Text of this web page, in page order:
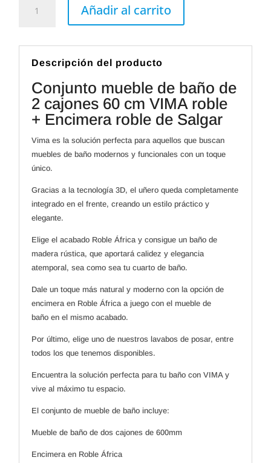
mueble
2
VIMA
roble
Encimera
roble
cantidad
Añadir al carrito
Descripción del producto
Conjunto mueble de baño de
2 cajones 60 cm VIMA roble
+ Encimera roble de Salgar
Vima es la solución perfecta para aquellos que buscan
muebles de baño modernos y funcionales con un toque
único.
Gracias a la tecnología 3D, el uñero queda completamente
integrado en el frente, creando un estilo práctico y
elegante.
Elige el acabado Roble África y consigue un baño de
madera rústica, que aportará calidez y elegancia
atemporal, sea como sea tu cuarto de baño.
Dale un toque más natural y moderno con la opción de
encimera en Roble África a juego con el mueble de
baño en el mismo acabado.
Por último, elige uno de nuestros lavabos de posar, entre
todos los que tenemos disponibles.
Encuentra la solución perfecta para tu baño con VIMA y
vive al máximo tu espacio.
El conjunto de mueble de baño incluye:
Mueble de baño de dos cajones de 600mm
Encimera en Roble África